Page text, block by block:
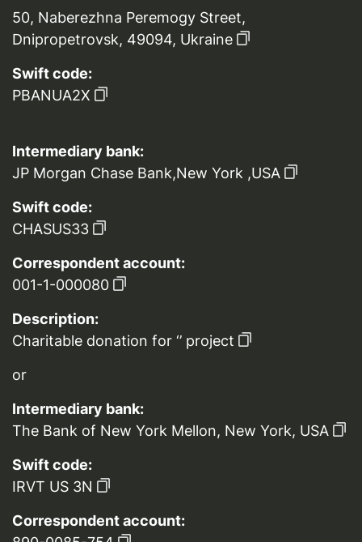
50, Naberezhna Peremogy Street,
Dnipropetrovsk, 49094, Ukraine
Swift code:
PBANUA2X
Intermediary bank:
JP Morgan Chase Bank,New York ,USA
Swift code:
CHASUS33
Correspondent account:
001-1-000080
Description:
Charitable donation for ‘’ project
or
Intermediary bank:
The Bank of New York Mellon, New York, USA
Swift code:
IRVT US 3N
Correspondent account: